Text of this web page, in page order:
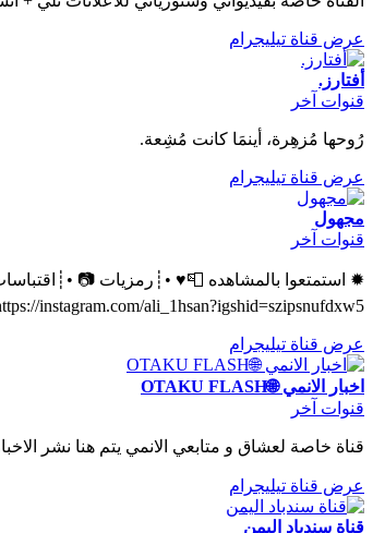
عرض قناة تيليجرام
أفتارز.
قنوات آخر
رُوحها مُزهِرة، أينمَا كانت مُشِعة.
عرض قناة تيليجرام
مجهول
قنوات آخر
instagram.com/ali_1hsan?igshid=szipsnufdxw5
عرض قناة تيليجرام
اخبار الانمي 🌐OTAKU FLASH
قنوات آخر
قناة خاصة لعشاق و متابعي الانمي يتم هنا نشر
عرض قناة تيليجرام
قناة سندباد اليمن